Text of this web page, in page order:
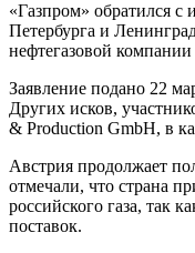
«Газпром» обратился
Петербурга и
нефтегазовой компании
Заявление подано 22
Других исков,
& Production GmbH, в
Австрия продолжает
отмечали, что страна
российского газа, так
поставок.